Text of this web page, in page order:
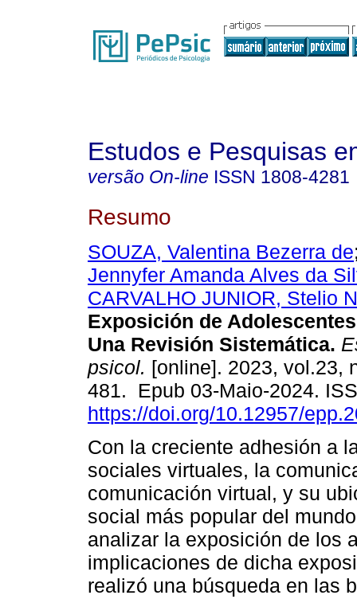
Estudos e Pesquisas
versão On-line ISSN 1808-4281
Resumo
SOUZA, Valentina Bezerra de
Jennyfer Amanda Alves da
CARVALHO JUNIOR, Stelio
Exposición de
Una Revisión Sistemática.
psicol. [online]. 2023, vol.23,
481. Epub 03-Maio-2024.
https://doi.org/10.12957/
Con la creciente adhesión a
sociales virtuales, la
comunicación virtual, y su
social más popular del
analizar la exposición de los
implicaciones de dicha
realizó una búsqueda en las